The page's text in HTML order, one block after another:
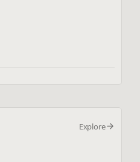
Explore